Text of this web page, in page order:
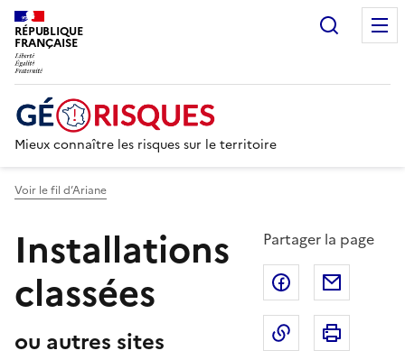
RÉPUBLIQUE
FRANÇAISE
Mieux connaître les risques sur le territoire
Voir le fil d’Ariane
Installations
classées
ou autres sites
Partager la page
Partager sur
Copier dans